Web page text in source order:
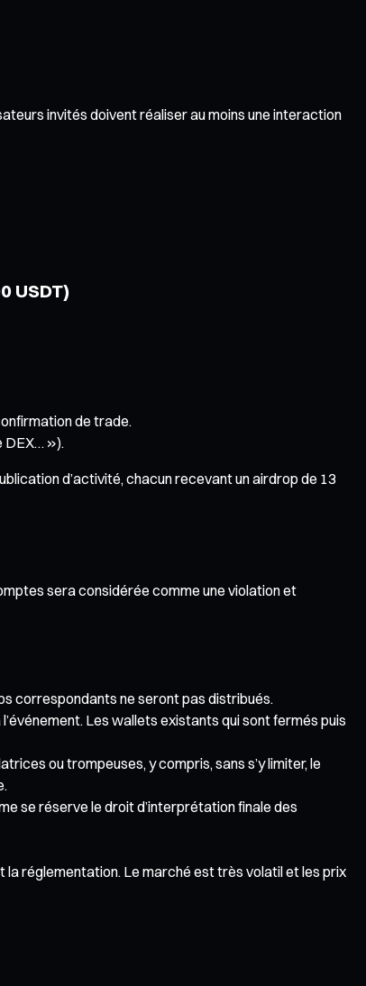
invités doivent réaliser au moins une interaction
USDT)
de trade.
DEX… »).
d’activité, chacun recevant un airdrop de 13
sera considérée comme une violation et
correspondants ne seront pas distribués.
Les wallets existants qui sont fermés puis
ou trompeuses, y compris, sans s’y limiter, le
se réserve le droit d’interprétation finale des
réglementation. Le marché est très volatil et les prix